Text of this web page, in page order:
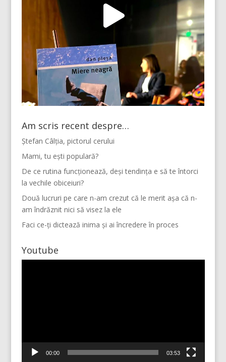
Am scris recent despre…
Ștefan Câlția, pictorul cerului
Mami, tu ești populară?
De ce rutina funcționează, deși tendința e să te întorci
la vechile obiceiuri?
Două lucruri pe care n-am crezut că le merit așa că n-
am îndrăznit nici să visez la ele
Faci ce-ți dictează inima și ai încredere în proces
Youtube
00:00 03:53